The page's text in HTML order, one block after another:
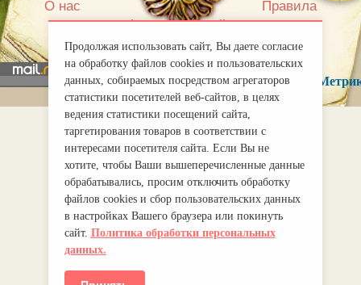
О нас |
Правила
mirprognoz@mail.ru
Продолжая использовать сайт, Вы даете согласие
на обработку файлов cookies и пользовательских
данных, собираемых посредством агрегаторов
статистики посетителей веб-сайтов, в целях
ведения статистики посещений сайта,
таргетирования товаров в соответствии с
интересами посетителя сайта. Если Вы не
хотите, чтобы Ваши вышеперечисленные данные
обрабатывались, просим отключить обработку
файлов cookies и сбор пользовательских данных
в настройках Вашего браузера или покинуть
сайт. Политика обработки персональных
данных.